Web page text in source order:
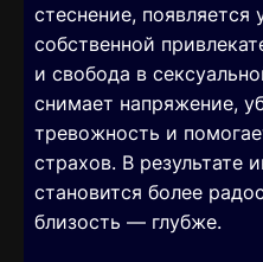
стеснение, появляется
собственной
и свобода в
снимает напряжение,
тревожность и
страхов. В результате
становится более
близость — глубже.